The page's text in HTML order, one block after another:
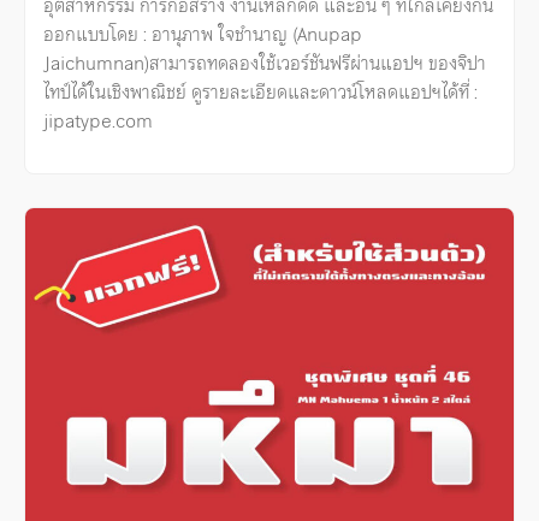
ออกแบบโดย : อานุภาพ ใจชำนาญ (Anupap
Jaichumnan)สามารถทดลองใช้เวอร์ชันฟรีผ่านแอปฯ ของจิปา
ไทป์ได้ในเชิงพาณิชย์ ดูรายละเอียดและดาวน์โหลดแอปฯได้ที่ :
jipatype.com